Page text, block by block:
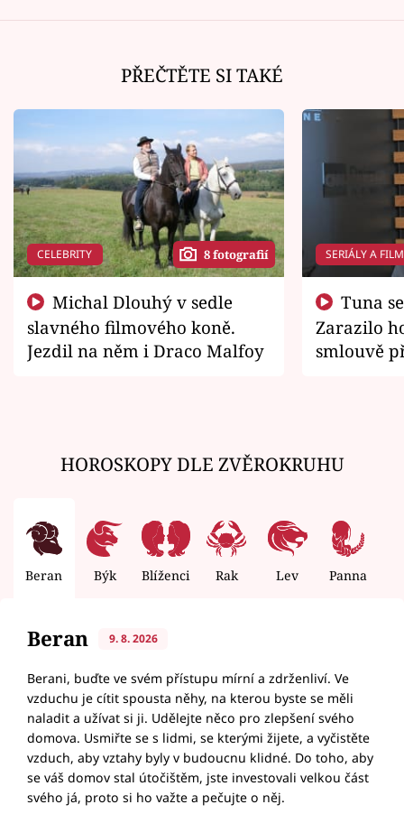
PŘEČTĚTE SI TAKÉ
CELEBRITY 8 fotografií
slavného filmového koně.
Jezdil na něm i Draco Malfoy
SERIÁLY A
Zarazilo
smlouvě
HOROSKOPY DLE ZVĚROKRUHU
Beran Býk Blíženci Rak Lev Panna
Beran 9. 8. 2026
Berani, buďte ve svém přístupu mírní a zdrženliví. Ve
vzduchu je cítit spousta něhy, na kterou byste se měli
naladit a užívat si ji. Udělejte něco pro zlepšení svého
domova. Usmiřte se s lidmi, se kterými žijete, a vyčistěte
vzduch, aby vztahy byly v budoucnu klidné. Do toho, aby
se váš domov stal útočištěm, jste investovali velkou část
svého já, proto si ho važte a pečujte o něj.